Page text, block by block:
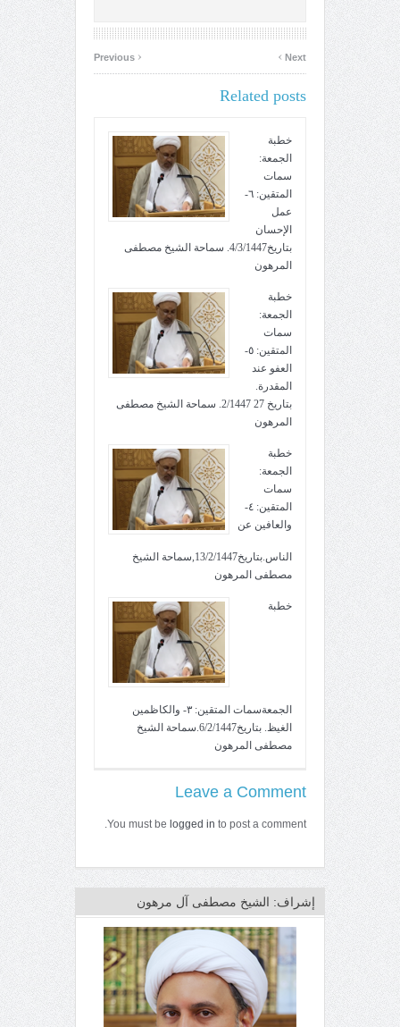
‹ Next
›
Related posts
خطبة
الجمعة:
سمات
المتقين: ٦-
عمل
الإحسان
بتاريخ4/3/1447. سماحة الشيخ مصطفى
المرهون
خطبة
الجمعة:
سمات
المتقين: ٥-
العفو عند
المقدرة.
بتاريخ 27 2/1447. سماحة الشيخ مصطفى
المرهون
خطبة
الجمعة:
سمات
المتقين: ٤-
والعافين عن
الناس.بتاريخ13/2/1447,سماحة الشيخ
مصطفى المرهون
خطبة
الجمعةسمات المتقين: ٣- والكاظمين
الغيظ. بتاريخ6/2/1447.سماحة الشيخ
مصطفى المرهون
Leave a Comment
You must be logged in to post a comment.
إشراف: الشيخ مصطفى آل مرهون